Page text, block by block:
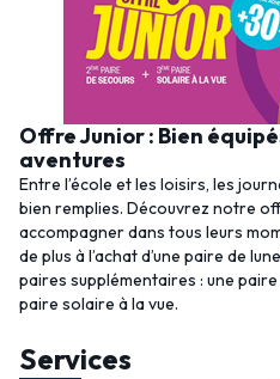
Offre Junior : Bien
aventures
Entre l’école et les loisirs, les
bien remplies. Découvrez notre
accompagner dans tous leurs
de plus à l’achat d’une paire de
paires supplémentaires : une
paire solaire à la vue.
Services